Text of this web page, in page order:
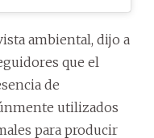
ambiental, dijo a
que el
de
utilizados
para producir